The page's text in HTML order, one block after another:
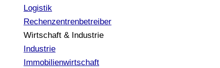
Logistik
Rechenzentrenbetreiber
Wirtschaft & Industrie
Industrie
Immobilienwirtschaft